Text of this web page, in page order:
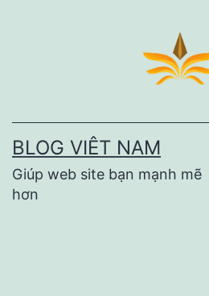
BLOG VIÊT NAM
Giúp web site bạn mạnh mẽ
hơn